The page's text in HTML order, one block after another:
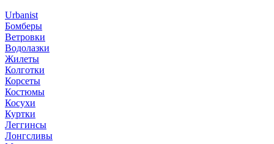
Urbanist
Бомберы
Ветровки
Водолазки
Жилеты
Колготки
Корсеты
Костюмы
Косухи
Куртки
Леггинсы
Лонгсливы